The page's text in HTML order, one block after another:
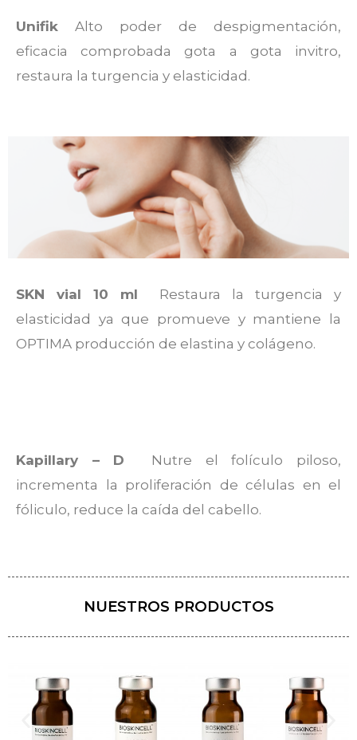
Unifik Alto poder de despigmentación,
eficacia comprobada gota a gota invitro,
restaura la turgencia y elasticidad.
SKN vial 10 ml Restaura la turgencia y
elasticidad ya que promueve y mantiene la
OPTIMA producción de elastina y colágeno.
Kapillary – D
Nutre el folículo piloso,
incrementa la proliferación de células en el
fóliculo, reduce la caída del cabello.
NUESTROS PRODUCTOS